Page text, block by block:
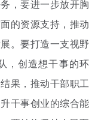
，要进一步放开胸
的资源支持，推动
。要打造一支视野
，创造想干事的环
果，推动干部职工
干事创业的综合能